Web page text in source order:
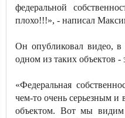
федеральной
плохо!!!», - написал
Он опубликовал видео, в
одном из таких объектов -
«Федеральная
чем-то очень серьезным
объектом. Вот мы видим